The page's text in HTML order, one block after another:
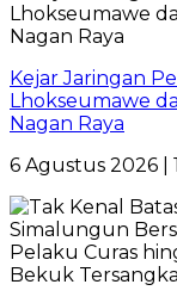
Kejar Jaringan
Lhokseumawe
Nagan Raya
6 Agustus 2026 |